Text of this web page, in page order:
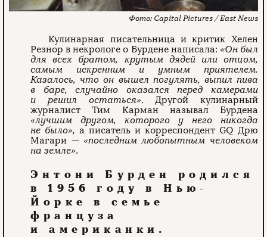
Capital Pictures / East News
Кулинарная писательница и критик Хелен
Резнор в некрологе о Бурдене написала: «Он был
для всех братом, крутым дядей или отцом,
самым искренним и умным приятелем.
Казалось, что он вышел погулять, выпил пива
в баре, случайно оказался перед камерами
и решил остаться». Другой кулинарный
журналист Тим Карман называл Бурдена
«лучшим другом, которого у него никогда
не было», а писатель и корреспондент GQ Дрю
Магари — «последним любопытным человеком
на земле».
Энтони Бурден родился
в 1956 году в Нью-
Йорке в семье
француза
и американки.